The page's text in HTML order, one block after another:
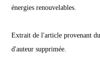
énergies renouvelables.
Extrait de l'article provenant
d'auteur supprimée.